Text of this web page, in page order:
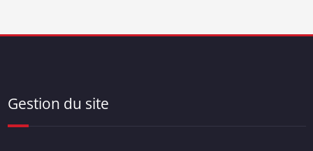
Gestion du site